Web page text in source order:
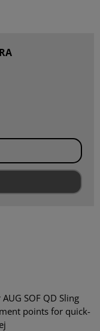
SOF QD Sling
points for quick-